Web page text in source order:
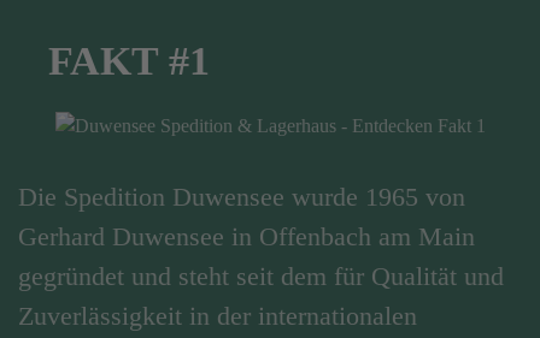
FAKT #1
Die Spedition Duwensee wurde 1965 von
Gerhard Duwensee in Offenbach am Main
gegründet und steht seit dem für Qualität und
Zuverlässigkeit in der internationalen